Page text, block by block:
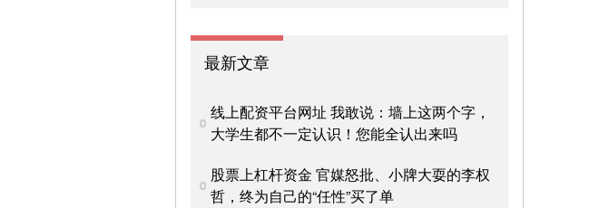
最新文章
线上配资平台网址 我敢说：墙上这两个字，
大学生都不一定认识！您能全认出来吗
股票上杠杆资金 官媒怒批、小牌大耍的李权
哲，终为自己的“任性”买了单